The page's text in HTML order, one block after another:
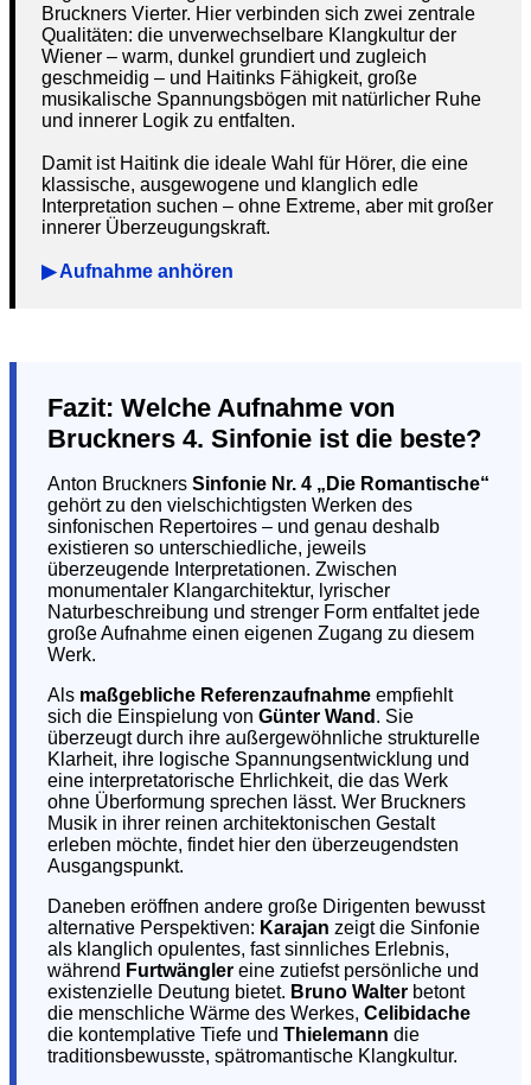
Bruckners Vierter. Hier verbinden sich zwei zentrale
Qualitäten: die unverwechselbare Klangkultur der
Wiener – warm, dunkel grundiert und zugleich
geschmeidig – und Haitinks Fähigkeit, große
musikalische Spannungsbögen mit natürlicher Ruhe
und innerer Logik zu entfalten.
Damit ist Haitink die ideale Wahl für Hörer, die eine
klassische, ausgewogene und klanglich edle
Interpretation suchen – ohne Extreme, aber mit großer
innerer Überzeugungskraft.
▶ Aufnahme anhören
Fazit: Welche Aufnahme von
Bruckners 4. Sinfonie ist die beste?
Anton Bruckners Sinfonie Nr. 4 „Die Romantische“
gehört zu den vielschichtigsten Werken des
sinfonischen Repertoires – und genau deshalb
existieren so unterschiedliche, jeweils
überzeugende Interpretationen. Zwischen
monumentaler Klangarchitektur, lyrischer
Naturbeschreibung und strenger Form entfaltet jede
große Aufnahme einen eigenen Zugang zu diesem
Werk.
Als maßgebliche Referenzaufnahme empfiehlt
sich die Einspielung von Günter Wand . Sie
überzeugt durch ihre außergewöhnliche strukturelle
Klarheit, ihre logische Spannungsentwicklung und
eine interpretatorische Ehrlichkeit, die das Werk
ohne Überformung sprechen lässt. Wer Bruckners
Musik in ihrer reinen architektonischen Gestalt
erleben möchte, findet hier den überzeugendsten
Ausgangspunkt.
Daneben eröffnen andere große Dirigenten bewusst
alternative Perspektiven: Karajan zeigt die Sinfonie
als klanglich opulentes, fast sinnliches Erlebnis,
während Furtwängler eine zutiefst persönliche und
existenzielle Deutung bietet. Bruno Walter betont
die menschliche Wärme des Werkes, Celibidache
die kontemplative Tiefe und Thielemann die
traditionsbewusste, spätromantische Klangkultur.